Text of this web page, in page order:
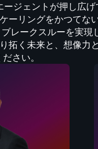
ジェントが押し広
ーリングをかつてな
レークスルーを実
拓く未来と、想像力
さい。​